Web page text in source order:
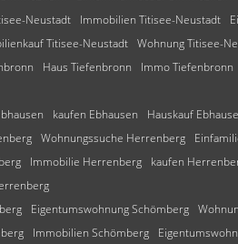
Neustadt Immobilien Titisee-Neustadt
Titisee-Neustadt Wohnung Titisee-
Haus Tiefenbronn Immo Tiefenbronn
kaufen Ebhausen Hauskauf
Wohnungssuche Herrenberg
Immobilie Herrenberg kaufen
Eigentumswohnung Schömberg
Immobilien Schömberg